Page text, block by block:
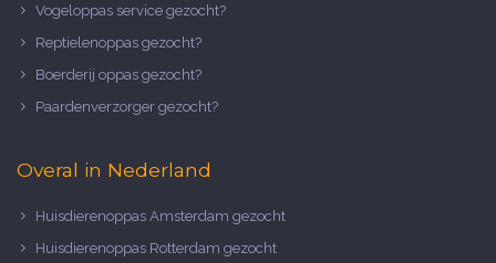
Vogeloppas service gezocht?
Reptielenoppas gezocht?
Boerderij oppas gezocht?
Paardenverzorger gezocht?
Overal in Nederland
Huisdierenoppas Amsterdam gezocht
Huisdierenoppas Rotterdam gezocht